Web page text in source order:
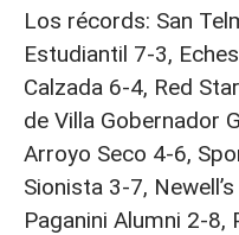
Los récords: San
Estudiantil 7-3,
Calzada 6-4, Red
de Villa Gobernador
Arroyo Seco 4-6,
Sionista 3-7,
Paganini Alumni 2-8,